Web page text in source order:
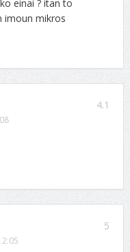
einai ? itan to
imoun mikros
4.1
5